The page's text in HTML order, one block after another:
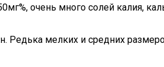
очень много солей калия,
Редька мелких и средних